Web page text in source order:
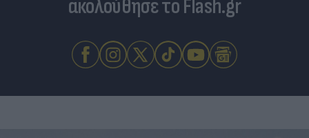
ακολούθησε το Flash.gr